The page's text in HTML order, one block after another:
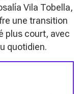
Vila Tobella,
une transition
plus court, avec
quotidien.